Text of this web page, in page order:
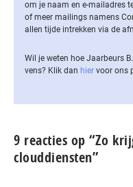
om je naam en e-mailadres
of meer mailings namens
allen tijde intrekken via de
Wil je weten hoe Jaarbeurs
vens? Klik dan hier voor ons
9 reacties op “Zo
clouddiensten”